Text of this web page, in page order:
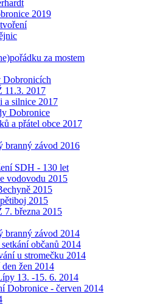
2019
za mostem
Dobronicích
11.3. 2017
a silnice 2017
Dobronice
a přátel obce 2017
branný závod 2016
SDH - 130 let
vodovodu 2015
2015
2015
7. března 2015
branný závod 2014
občanů 2014
u stromečku 2014
žen 2014
13. -15. 6. 2014
Dobronice - červen 2014